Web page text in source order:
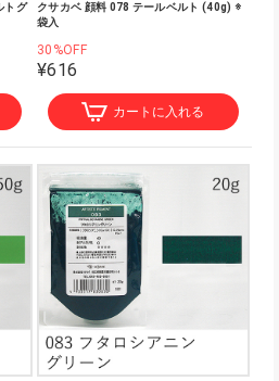
トグ
クサカベ 顔料 078 テールベルト (40g) ※
袋入
30%OFF
¥616
カートに入れる